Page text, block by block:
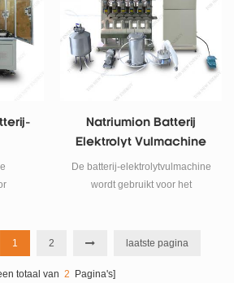
van
Natriumion Batterij
Elektrolyt Vulmachine
De batterij-elektrolytvulmachine
wordt gebruikt voor het
vacuüm toe, elektrolytinjectie
toe, de elektrolytabsorptie is zeer
1 2 laatste pagina
totaal van 2 Pagina's]